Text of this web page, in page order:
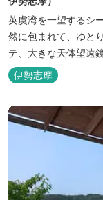
英虞湾を一望するシ
然に包まれて、ゆと
テ、大きな天体望遠
楽しみながら過ごす
ル：2025年7月19日
伊勢志摩